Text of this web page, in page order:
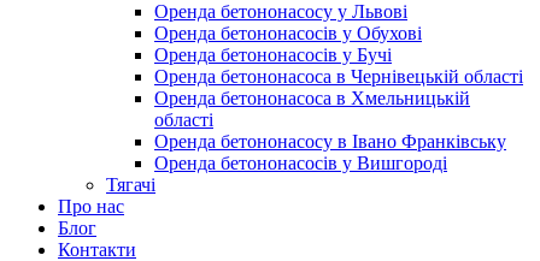
Оренда бетононасосу у Львові
Оренда бетононасосів у Обухові
Оренда бетононасосів у Бучі
Оренда бетононасоса в Чернівецькій області
Оренда бетононасоса в Хмельницькій
області
Оренда бетононасосу в Івано Франківську
Оренда бетононасосів у Вишгороді
Тягачі
Про нас
Блог
Контакти